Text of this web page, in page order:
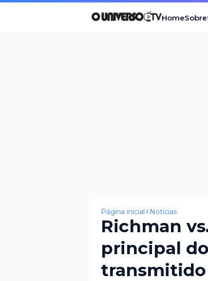
HomeSobre
Página inicial Notícias
Richman
principal
transmitido